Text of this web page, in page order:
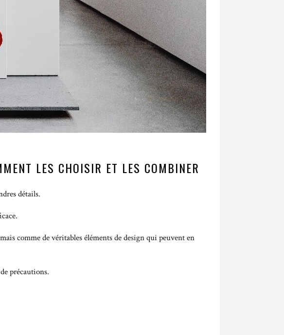
LES CHOISIR ET LES COMBINER
détails.
comme de véritables éléments de design qui peuvent en
précautions.